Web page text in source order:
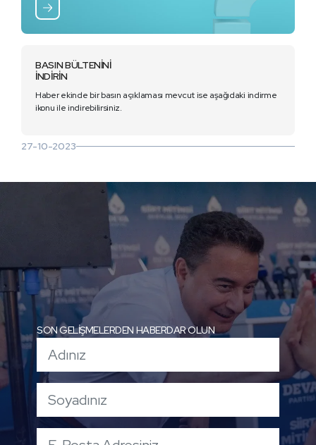
BASIN BÜLTENİNİ
İNDİRİN
Haber ekinde bir basın açıklaması mevcut ise aşağıdaki indirme
ikonu ile indirebilirsiniz.
27-10-2023
SON GELİŞMELERDEN HABERDAR OLUN